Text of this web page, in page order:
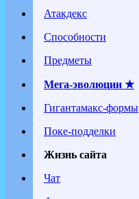
Атакдекс
Способности
Предметы
Мега-эволюции ★
Гигантамакс-формы
Поке-подделки
Жизнь сайта
Чат